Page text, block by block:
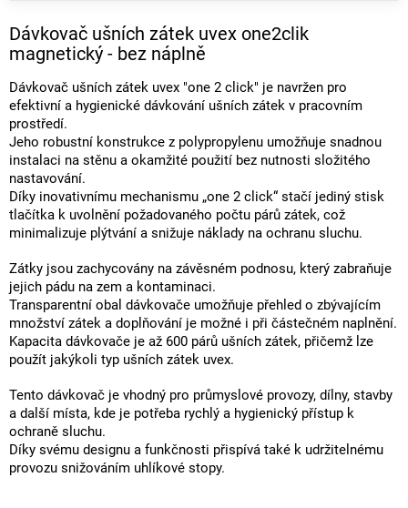
Dávkovač ušních zátek uvex one2clik
magnetický - bez náplně
Dávkovač ušních zátek uvex "one 2 click" je navržen pro
efektivní a hygienické dávkování ušních zátek v pracovním
prostředí.
Jeho robustní konstrukce z polypropylenu umožňuje snadnou
instalaci na stěnu a okamžité použití bez nutnosti složitého
nastavování.
Díky inovativnímu mechanismu „one 2 click“ stačí jediný stisk
tlačítka k uvolnění požadovaného počtu párů zátek, což
minimalizuje plýtvání a snižuje náklady na ochranu sluchu.
Zátky jsou zachycovány na závěsném podnosu, který zabraňuje
jejich pádu na zem a kontaminaci.
Transparentní obal dávkovače umožňuje přehled o zbývajícím
množství zátek a doplňování je možné i při částečném naplnění.
Kapacita dávkovače je až 600 párů ušních zátek, přičemž lze
použít jakýkoli typ ušních zátek uvex.
Tento dávkovač je vhodný pro průmyslové provozy, dílny, stavby
a další místa, kde je potřeba rychlý a hygienický přístup k
ochraně sluchu.
Díky svému designu a funkčnosti přispívá také k udržitelnému
provozu snižováním uhlíkové stopy.